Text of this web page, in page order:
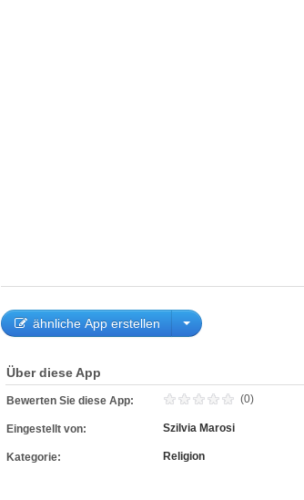
ähnliche App erstellen
Über diese App
Bewerten Sie diese App: (0)
Eingestellt von: Szilvia Marosi
Kategorie: Religion